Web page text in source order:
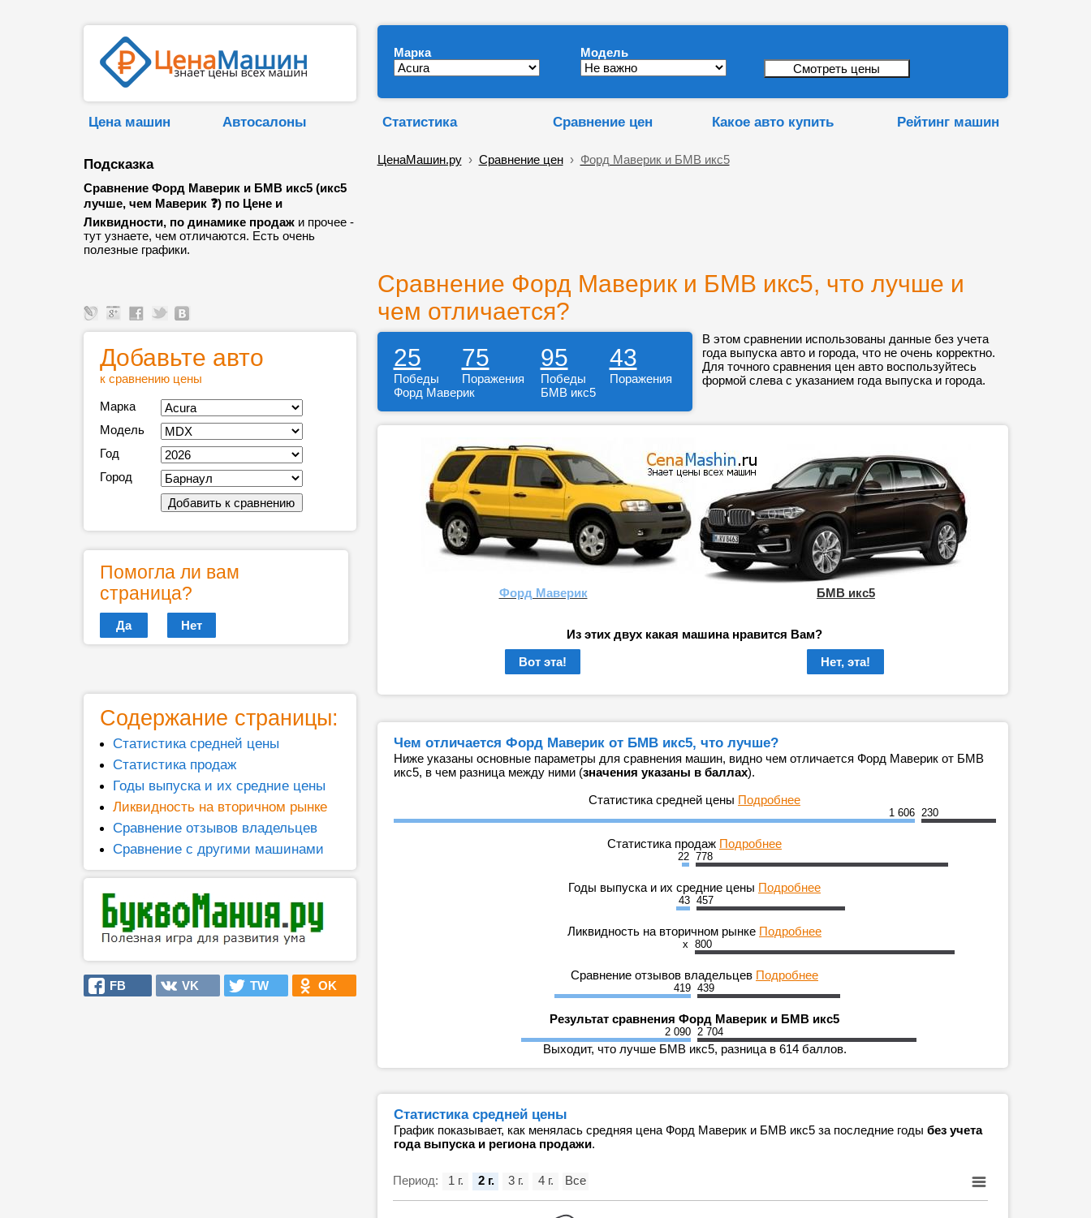
Марка Модель
Цена машин Автосалоны Статистика Сравнение цен Какое авто купить Рейтинг машин
Подсказка
Сравнение Форд Маверик и БМВ икс5 (икс5
лучше, чем Маверик ❓) по Цене и
Ликвидности, по динамике продажи прочее -
тут узнаете, чем отличаются. Есть очень
полезные графики.
ЦенаМашин.ру› Сравнение цен› Форд Маверик и БМВ икс5
Сравнение Форд Маверик и БМВ икс5, что лучше и
чем отличается?
Добавьте авто
к сравнению цены
Марка
Модель
Год
Город
Помогла ли вам
страница?
Да Нет
Содержание страницы:
Статистика средней цены
Статистика продаж
Годы выпуска и их средние цены
Ликвидность на вторичном рынке
Сравнение отзывов владельцев
Сравнение с другими машинами
FB VK TW OK
25 75 95 43
Победы Поражения Победы
Поражения
Форд Маверик
БМВ икс5
В этом сравнении использованы данные без учета
года выпуска авто и города, что не очень корректно.
Для точного сравнения цен авто воспользуйтесь
формой слева с указанием года выпуска и города.
Форд Маверик БМВ икс5
Из этих двух какая машина нравится Вам?
Вот эта!
Нет, эта!
Чем отличается Форд Маверик от БМВ икс5, что лучше?
Ниже указаны основные параметры для сравнения машин, видно чем отличается Форд Маверик от БМВ
икс5, в чем разница между ними (значения указаны в баллах).
Статистика средней цены Подробнее
1 606 230
Статистика продаж Подробнее
22 778
Годы выпуска и их средние цены Подробнее
43 457
Ликвидность на вторичном рынке Подробнее
x 800
Сравнение отзывов владельцев Подробнее
419 439
Результат сравнения Форд Маверик и БМВ икс5
2 090 2 704
Выходит, что лучше БМВ икс5, разница в 614 баллов.
Статистика средней цены
График показывает, как менялась средняя цена Форд Маверик и БМВ икс5 за последние годы без учета
года выпуска и региона продажи.
Период: 1 г. 2 г. 3 г. 4 г. Все